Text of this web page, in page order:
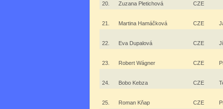
20. Zuzana Pletichová CZE
21. Martina Hamáčková CZE
22. Eva Dupalová CZE
23. Robert Wágner CZE
24. Bobo Kebza CZE
25. Roman Kňap CZE